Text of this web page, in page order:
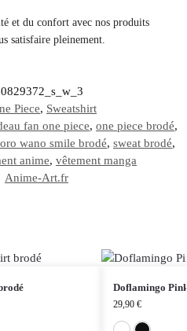
et du confort avec nos produits
satisfaire pleinement.
Piece, Sweatshirt
fan one piece, one piece brodé,
wano smile brodé, sweat brodé,
anime, vêtement manga
Anime-Art.fr
Doflamingo
29,90 €